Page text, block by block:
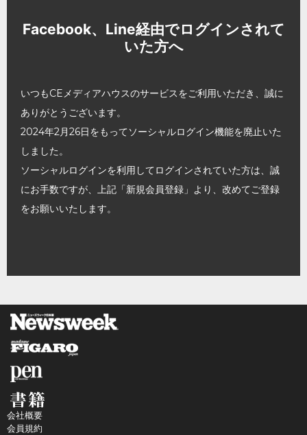
Facebook、Line経由でログインされて
いた方へ
いつもCEメディアハウスのサービスをご利用いただき、誠に
ありがとうございます。
2024年2月26日をもってソーシャルログイン機能を廃止いた
しました。
ソーシャルログインを利用してログインされていた方は、誠
にお手数ですが、上記「新規会員登録」より、改めてご登録
をお願いいたします。
会社概要
会員規約